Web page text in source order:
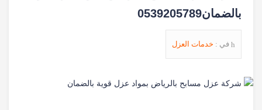
بالضمان0539205789
في : خدمات العزل